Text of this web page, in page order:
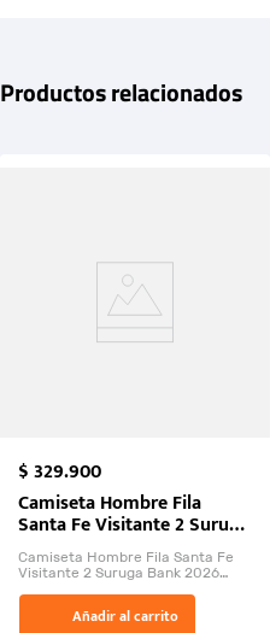
Productos relacionados
$329.900
Camiseta Hombre Fila
Santa Fe Visitante 2 Suruga
Bank 2026
Camiseta Hombre Fila Santa Fe
Visitante 2 Suruga Bank 2026
El Rugido del Sol Naciente:
“Primeros para la Et...
Añadir al carrito